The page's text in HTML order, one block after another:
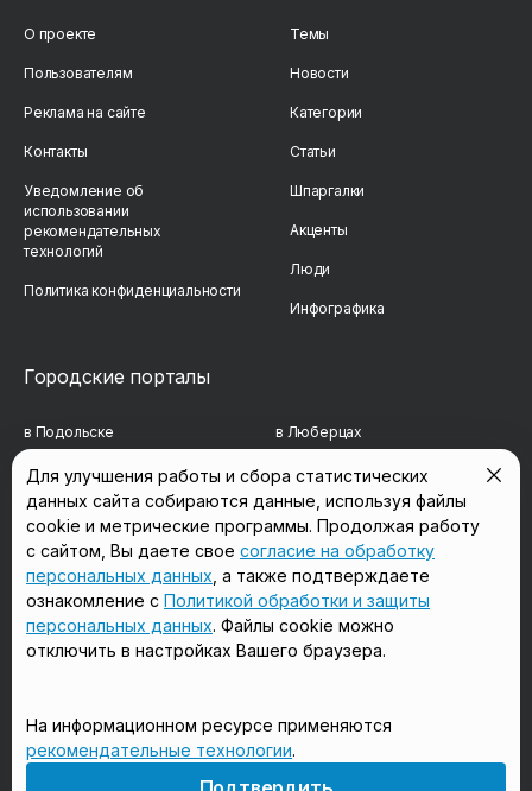
О проекте
Пользователям
Реклама на сайте
Контакты
Уведомление об
использовании
рекомендательных
технологий
Политика конфиденциальности
Темы
Новости
Категории
Статьи
Шпаргалки
Акценты
Люди
Инфографика
Городские порталы
в Подольске в Люберцах
в Мытищах в Красногорске
в Реутове в Королёве
в Балашихе в Домодедово
в Сергиевом Посаде в Щёлково
18+
Мы в соцсетях
Для улучшения работы и сбора статистических
данных сайта собираются данные, используя файлы
cookie и метрические программы. Продолжая работу
с сайтом, Вы даете свое согласие на обработку
персональных данных , а также подтверждаете
ознакомление с Политикой обработки и защиты
персональных данных. Файлы cookie можно
отключить в настройках Вашего браузера.
На информационном ресурсе применяются
рекомендательные технологии.